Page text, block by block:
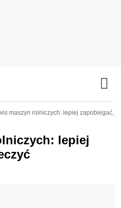
maszyn rolniczych: lepiej zapobiegać,
lepiej